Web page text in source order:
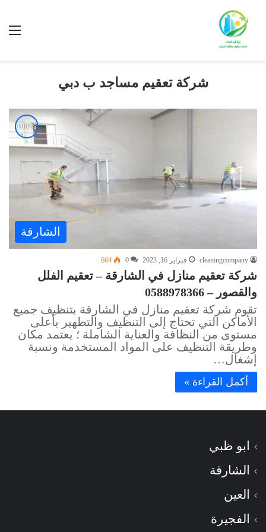
شركة تعقيم مساجد ب دبي
الشارقة
cleaningcompany فبراير 16, 2023 0
664
شركة تعقيم منازل في الشارقة – تعقيم الفلل
والقصور – 0588978366
تقوم شركة تعقيم منازل في الشارقة بتنظيف جميع
الأماكن التي تحتاج إلى التنظيف والتطهير بأعلى
مستوى من النظافة والعناية الشاملة ؛ يعتمد مكان
وطريقة التنظيف على المواد المستخدمة ونسبة
إشغال…
أكمل القراءة »
ابو ظبي
الشارقة
العين
الفجيرة